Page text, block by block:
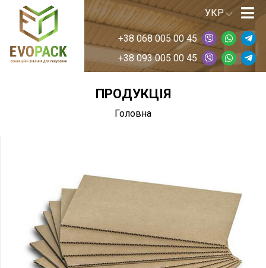
+38 068 005 00 45
+38 093 005 00 45
ПРОДУКЦІЯ
Головна